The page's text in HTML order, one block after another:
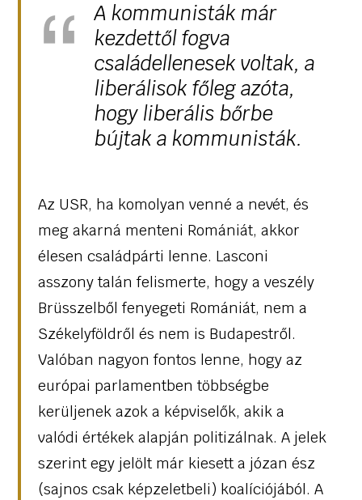
A kommunisták már
kezdettől fogva
családellenesek voltak, a
liberálisok főleg azóta,
hogy liberális bőrbe
bújtak a kommunisták.
Az USR, ha komolyan venné a nevét, és
meg akarná menteni Romániát, akkor
élesen családpárti lenne. Lasconi
asszony talán felismerte, hogy a veszély
Brüsszelből fenyegeti Romániát, nem a
Székelyföldről és nem is Budapestről.
Valóban nagyon fontos lenne, hogy az
európai parlamentben többségbe
kerüljenek azok a képviselők, akik a
valódi értékek alapján politizálnak. A jelek
szerint egy jelölt már kiesett a józan ész
(sajnos csak képzeletbeli) koalíciójából. A